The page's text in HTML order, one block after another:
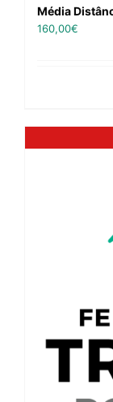
Média
160,00€